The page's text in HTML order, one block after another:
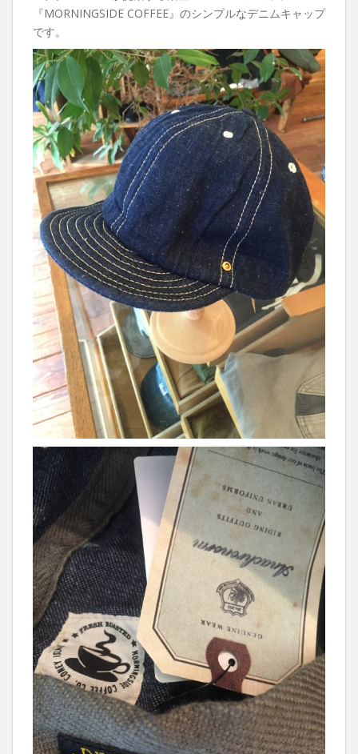
『MORNINGSIDE COFFEE』のシンプルなデニムキャップ
です。